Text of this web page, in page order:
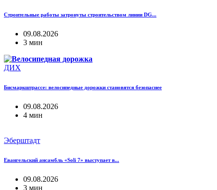
Строительные работы затронуты строительством линии DG...
09.08.2026
3 мин
ДИХ
Бисмаркштрассе: велосипедные дорожки становятся безопаснее
09.08.2026
4 мин
Эберштадт
Евангельский ансамбль «Soli 7» выступает в...
09.08.2026
3 мин